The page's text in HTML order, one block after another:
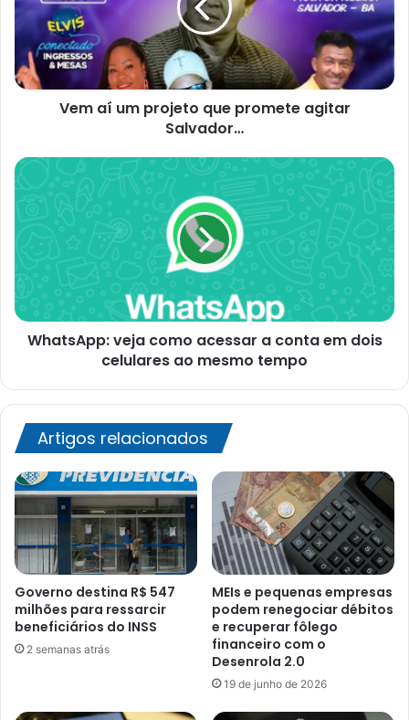
que
promete
agitar
Salvador…
Vem aí um projeto que promete agitar
Salvador…
WhatsApp:
veja
como
acessar
a
conta
em
dois
celulares
WhatsApp: veja como acessar a conta em dois
celulares ao mesmo tempo
Artigos relacionados
Governo destina R$ 547
milhões para ressarcir
beneficiários do INSS
2 semanas atrás
MEIs e pequenas empresas
podem renegociar débitos
e recuperar fôlego
financeiro com o
Desenrola 2.0
19 de junho de 2026